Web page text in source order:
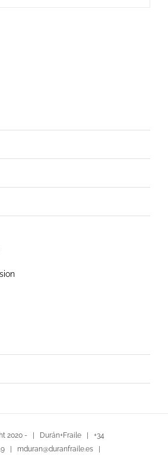
2020 - | Durán+Fraile | +34
| mduran@duranfraile.es |